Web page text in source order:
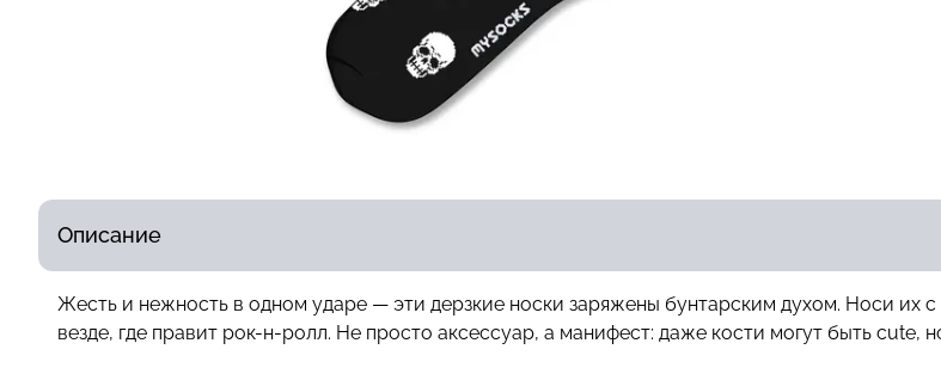
Описание
Жесть и нежность в одном ударе — эти дерзкие носки заряжены бунтарским духом. Носи
везде, где правит рок-н-ролл. Не просто аксессуар, а манифест: даже кости могут быть cute,